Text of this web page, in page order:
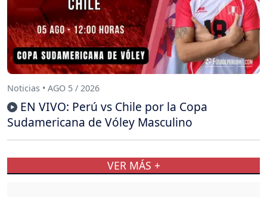
Noticias • AGO 5 / 2026
EN VIVO: Perú vs Chile por la Copa
Sudamericana de Vóley Masculino
VER MÁS +